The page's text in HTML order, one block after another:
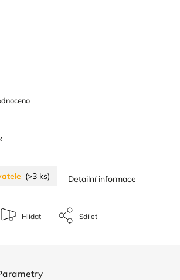
(>3 ks) Detailní informace
Hlídat Sdílet